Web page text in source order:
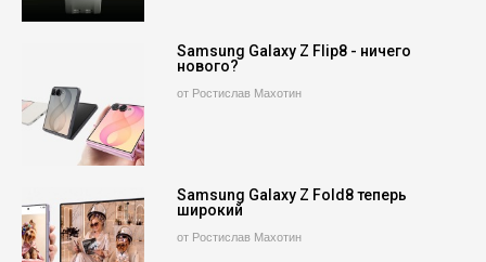
Samsung Galaxy Z Flip8 - ничего
нового?
от Ростислав Махотин
Samsung Galaxy Z Fold8 теперь
широкий
от Ростислав Махотин